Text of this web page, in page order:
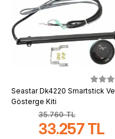
Seastar Dk4220 Smartstick Ve
Gösterge Kiti
35.760 TL
33.257 TL